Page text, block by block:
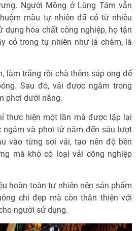
Người Mông ở Lùng Tám vẫn
màu tự nhiên đã có từ nhiều
dụng hóa chất công nghiệp, họ tận
cỏ trong tự nhiên như lá chàm, lá
làm trắng rồi chà thêm sáp ong để
Sau đó, vải được ngâm trong
phơi dưới nắng.
thực hiện một lần mà được lặp lại
ngâm và phơi từ năm đến sáu lượt
vào từng sợi vải, tạo nên độ bền
mà khó có loại vải công nghiệp
hoàn toàn tự nhiên nên sản phẩm
chỉ đẹp mà còn thân thiện với
người sử dụng.